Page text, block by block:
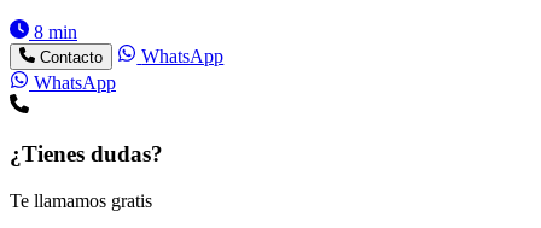
8 min
Contacto
WhatsApp
WhatsApp
¿Tienes dudas?
Te llamamos gratis